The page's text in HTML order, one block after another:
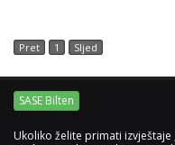
Pret 1 Sljed
SASE Bilten
Ukoliko želite primati